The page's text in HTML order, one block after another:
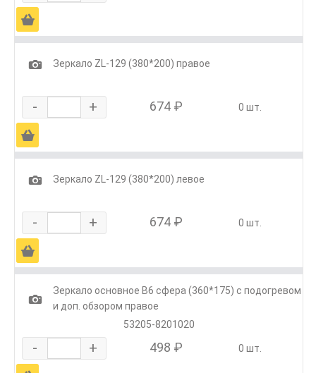
Ä
1 Зеркало ZL-129 (380*200) правое
- + 674 ₽ 0 шт.
Ä
1 Зеркало ZL-129 (380*200) левое
- + 674 ₽ 0 шт.
Ä
1
Зеркало основное В6 сфера (360*175) с подогревом
и доп. обзором правое
53205-8201020
- + 498 ₽ 0 шт.